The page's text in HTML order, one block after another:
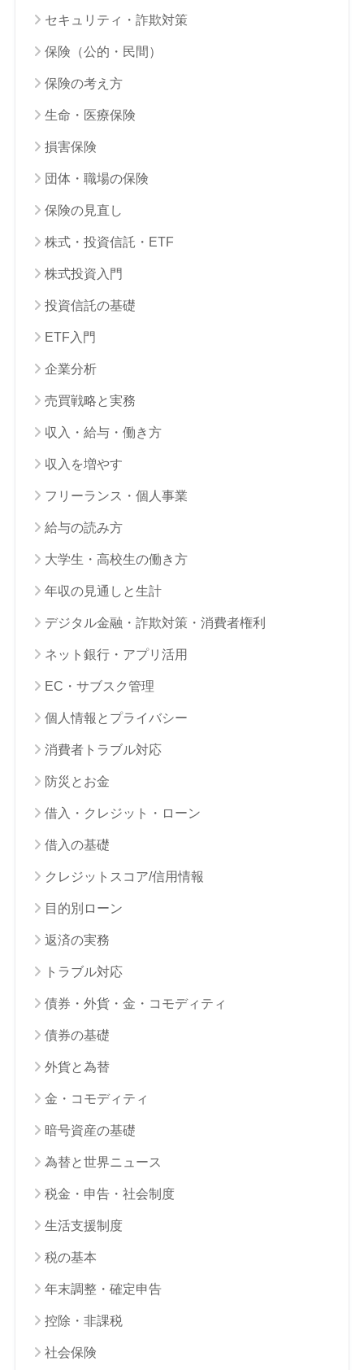
セキュリティ・詐欺対策
保険（公的・民間）
保険の考え方
生命・医療保険
損害保険
団体・職場の保険
保険の見直し
株式・投資信託・ETF
株式投資入門
投資信託の基礎
ETF入門
企業分析
売買戦略と実務
収入・給与・働き方
収入を増やす
フリーランス・個人事業
給与の読み方
大学生・高校生の働き方
年収の見通しと生計
デジタル金融・詐欺対策・消費者権利
ネット銀行・アプリ活用
EC・サブスク管理
個人情報とプライバシー
消費者トラブル対応
防災とお金
借入・クレジット・ローン
借入の基礎
クレジットスコア/信用情報
目的別ローン
返済の実務
トラブル対応
債券・外貨・金・コモディティ
債券の基礎
外貨と為替
金・コモディティ
暗号資産の基礎
為替と世界ニュース
税金・申告・社会制度
生活支援制度
税の基本
年末調整・確定申告
控除・非課税
社会保険